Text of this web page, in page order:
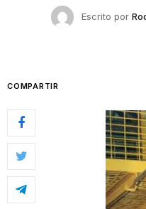
Escrito por
COMPARTIR